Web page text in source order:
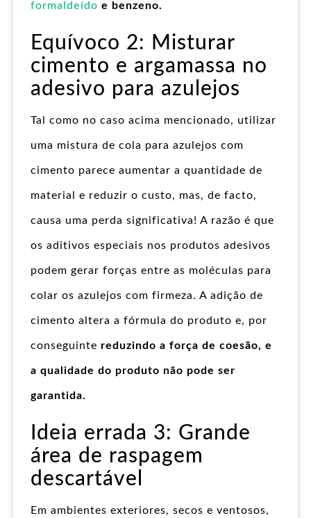
formaldeído e benzeno.
Equívoco 2: Misturar
cimento e argamassa no
adesivo para azulejos
Tal como no caso acima mencionado, utilizar
uma mistura de cola para azulejos com
cimento parece aumentar a quantidade de
material e reduzir o custo, mas, de facto,
causa uma perda significativa! A razão é que
os aditivos especiais nos produtos adesivos
podem gerar forças entre as moléculas para
colar os azulejos com firmeza. A adição de
cimento altera a fórmula do produto e, por
conseguinte reduzindo a força de coesão, e
a qualidade do produto não pode ser
garantida.
Ideia errada 3: Grande
área de raspagem
descartável
Em ambientes exteriores, secos e ventosos,